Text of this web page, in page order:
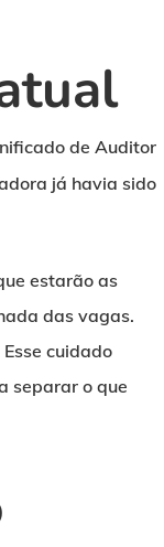
de Auditor
já havia sido
estarão as
das vagas.
cuidado
separar o que